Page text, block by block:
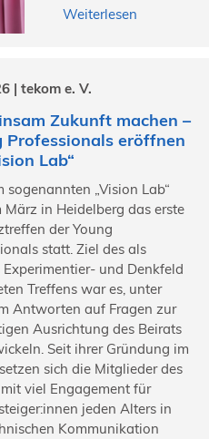
Weiterlesen
| tekom e. V.
Zukunft machen –
Professionals eröffnen
Lab“
sogenannten „Vision Lab“
März in Heidelberg das erste
der Young
statt. Ziel des als
Experimentier- und Denkfeld
Treffens war es, unter
Antworten auf Fragen zur
Ausrichtung des Beirats
Seit ihrer Gründung im
sich die Mitglieder des
viel Engagement für
jeden Alters in
Kommunikation